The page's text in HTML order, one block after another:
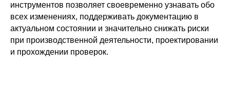
инструментов позволяет своевременно узнавать обо
всех изменениях, поддерживать документацию в
актуальном состоянии и значительно снижать риски
при производственной деятельности, проектировании
и прохождении проверок.